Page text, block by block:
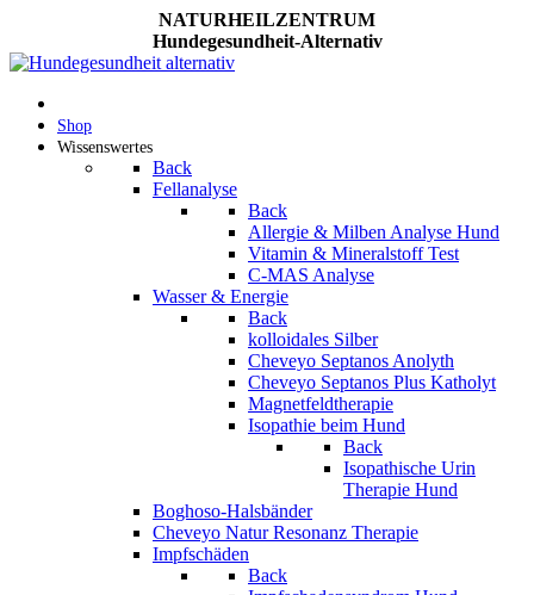
NATURHEILZENTRUM
Hundegesundheit-Alternativ
Shop
Wissenswertes
Back
Fellanalyse
Back
Allergie & Milben Analyse Hund
Vitamin & Mineralstoff Test
C-MAS Analyse
Wasser & Energie
Back
kolloidales Silber
Cheveyo Septanos Anolyth
Cheveyo Septanos Plus Katholyt
Magnetfeldtherapie
Isopathie beim Hund
Back
Isopathische Urin
Therapie Hund
Boghoso-Halsbänder
Cheveyo Natur Resonanz Therapie
Impfschäden
Back